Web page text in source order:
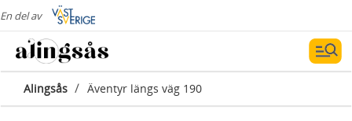
En del av
Alingsås / Äventyr längs väg 190